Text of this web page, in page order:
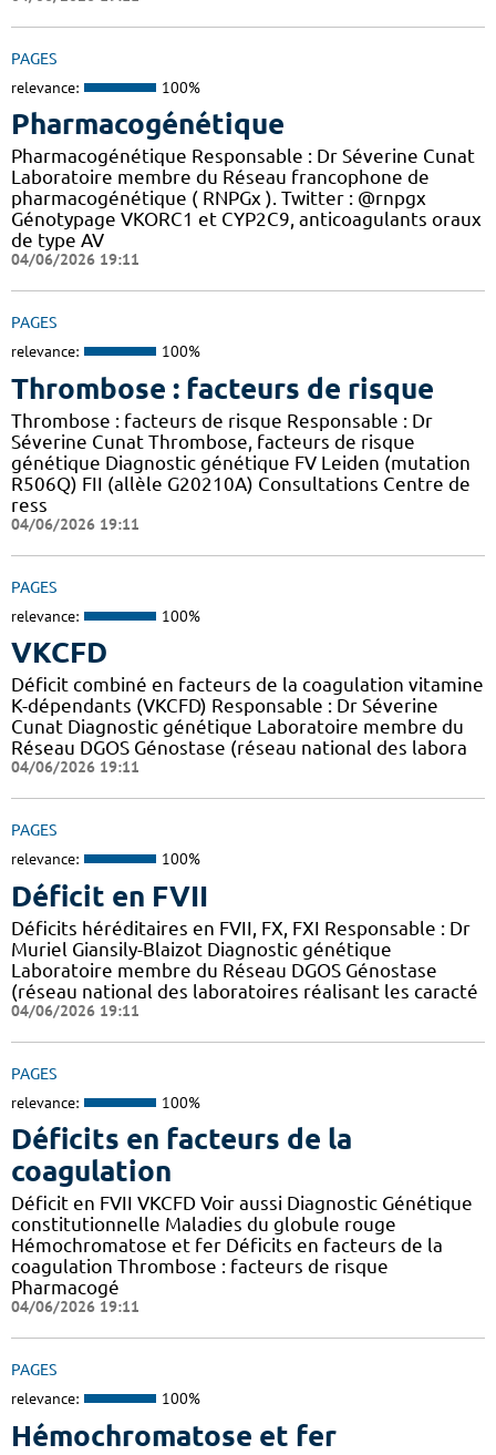
PAGES
relevance: 100%
Pharmacogénétique
Pharmacogénétique Responsable : Dr Séverine Cunat
Laboratoire membre du Réseau francophone de
pharmacogénétique ( RNPGx ). Twitter : @rnpgx
Génotypage VKORC1 et CYP2C9, anticoagulants oraux
de type AV
04/06/2026 19:11
PAGES
relevance: 100%
Thrombose : facteurs de risque
Thrombose : facteurs de risque Responsable : Dr
Séverine Cunat Thrombose, facteurs de risque
génétique Diagnostic génétique FV Leiden (mutation
R506Q) FII (allèle G20210A) Consultations Centre de
ress
04/06/2026 19:11
PAGES
relevance: 100%
VKCFD
Déficit combiné en facteurs de la coagulation vitamine
K-dépendants (VKCFD) Responsable : Dr Séverine
Cunat Diagnostic génétique Laboratoire membre du
Réseau DGOS Génostase (réseau national des labora
04/06/2026 19:11
PAGES
relevance: 100%
Déficit en FVII
Déficits héréditaires en FVII, FX, FXI Responsable : Dr
Muriel Giansily-Blaizot Diagnostic génétique
Laboratoire membre du Réseau DGOS Génostase
(réseau national des laboratoires réalisant les caracté
04/06/2026 19:11
PAGES
relevance: 100%
Déficits en facteurs de la
coagulation
Déficit en FVII VKCFD Voir aussi Diagnostic Génétique
constitutionnelle Maladies du globule rouge
Hémochromatose et fer Déficits en facteurs de la
coagulation Thrombose : facteurs de risque
Pharmacogé
04/06/2026 19:11
PAGES
relevance: 100%
Hémochromatose et fer